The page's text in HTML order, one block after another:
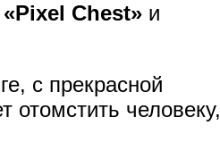
«Pixel Chest» и
с прекрасной
человеку,